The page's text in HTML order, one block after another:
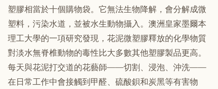
塑膠相當於十個購物袋。它無法生物降解，會分解成微
塑料，污染水道，並被水生動物攝入。澳洲皇家墨爾本
理工大學的一項研究發現，花泥微塑膠釋放的化學物質
對淡水無脊椎動物的毒性比大多數其他塑膠製品更高。
每天與花泥打交道的花藝師——切割、浸泡、沖洗——
在日常工作中會接觸到甲醛、硫酸鋇和炭黑等有害物